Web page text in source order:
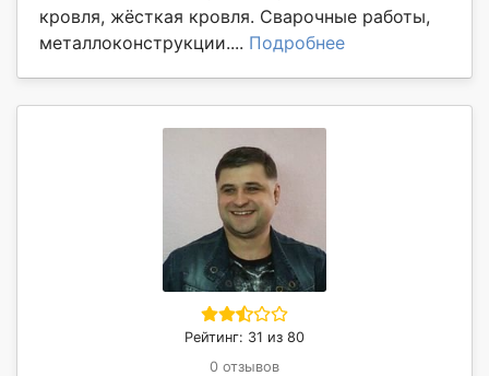
кровля, жёсткая кровля. Сварочные работы,
металлоконструкции.... Подробнее
Рейтинг: 31 из 80
0 отзывов